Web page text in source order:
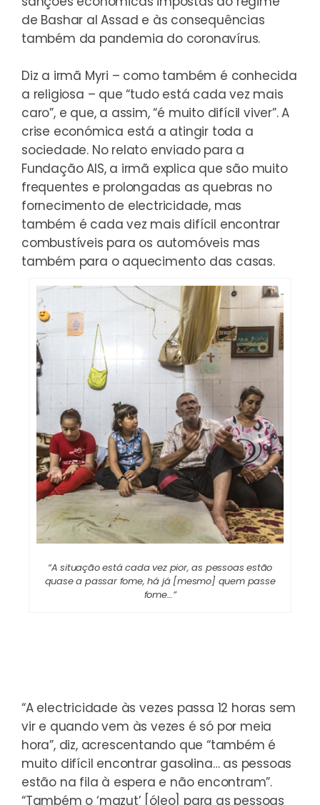
de Bashar al Assad e às consequências
também da pandemia do coronavírus.
Diz a irmã Myri – como também é conhecida
a religiosa – que “tudo está cada vez mais
caro”, e que, a assim, “é muito difícil viver”. A
crise económica está a atingir toda a
sociedade. No relato enviado para a
Fundação AIS, a irmã explica que são muito
frequentes e prolongadas as quebras no
fornecimento de electricidade, mas
também é cada vez mais difícil encontrar
combustíveis para os automóveis mas
também para o aquecimento das casas.
“A situação está cada vez pior, as pessoas estão
quase a passar fome, há já [mesmo] quem passe
fome…”
“A electricidade às vezes passa 12 horas sem
vir e quando vem às vezes é só por meia
hora”, diz, acrescentando que “também é
muito difícil encontrar gasolina… as pessoas
estão na fila à espera e não encontram”.
“Também o ‘mazut’ [óleo] para as pessoas